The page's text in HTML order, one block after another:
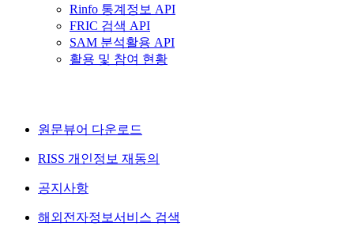
Rinfo 통계정보 API
FRIC 검색 API
SAM 분석활용 API
활용 및 참여 현황
원문뷰어 다운로드
RISS 개인정보 재동의
공지사항
해외전자정보서비스 검색